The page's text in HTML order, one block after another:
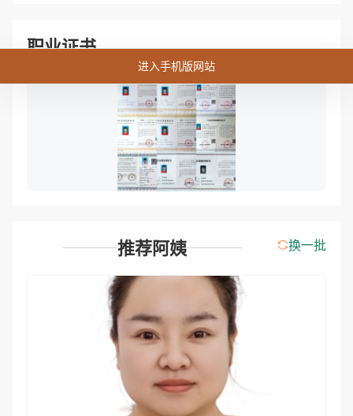
职业证书
换一批
推荐阿姨
进入手机版网站